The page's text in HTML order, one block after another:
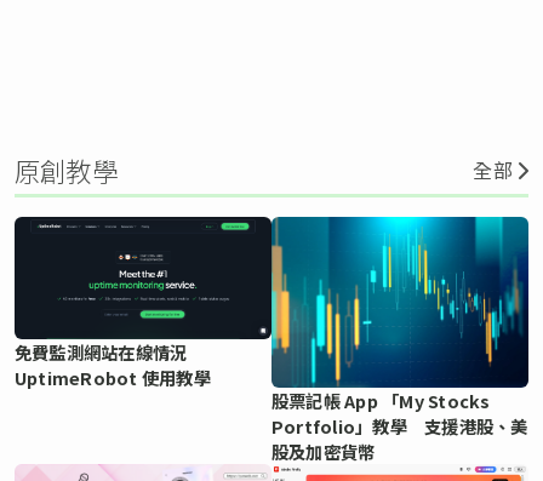
原創教學 全部
免費監測網站在線情況
UptimeRobot 使用教學
股票記帳 App 「My Stocks
Portfolio」教學 支援港股、美
股及加密貨幣